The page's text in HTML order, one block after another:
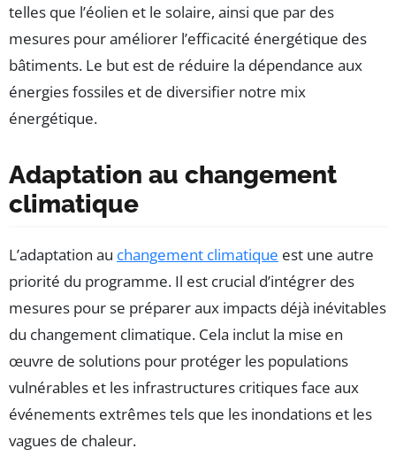
telles que l’éolien et le solaire, ainsi que par des
mesures pour améliorer l’efficacité énergétique des
bâtiments. Le but est de réduire la dépendance aux
énergies fossiles et de diversifier notre mix
énergétique.
Adaptation au changement
climatique
L’adaptation au changement climatique est une autre
priorité du programme. Il est crucial d’intégrer des
mesures pour se préparer aux impacts déjà inévitables
du changement climatique. Cela inclut la mise en
œuvre de solutions pour protéger les populations
vulnérables et les infrastructures critiques face aux
événements extrêmes tels que les inondations et les
vagues de chaleur.